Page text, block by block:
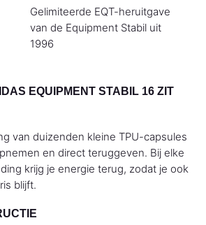
Gelimiteerde EQT-heruitgave
van de Equipment Stabil uit
1996
EQUIPMENT STABIL 16 ZIT
van duizenden kleine TPU-capsules
en direct teruggeven. Bij elke
krijg je energie terug, zodat je ook
blijft.